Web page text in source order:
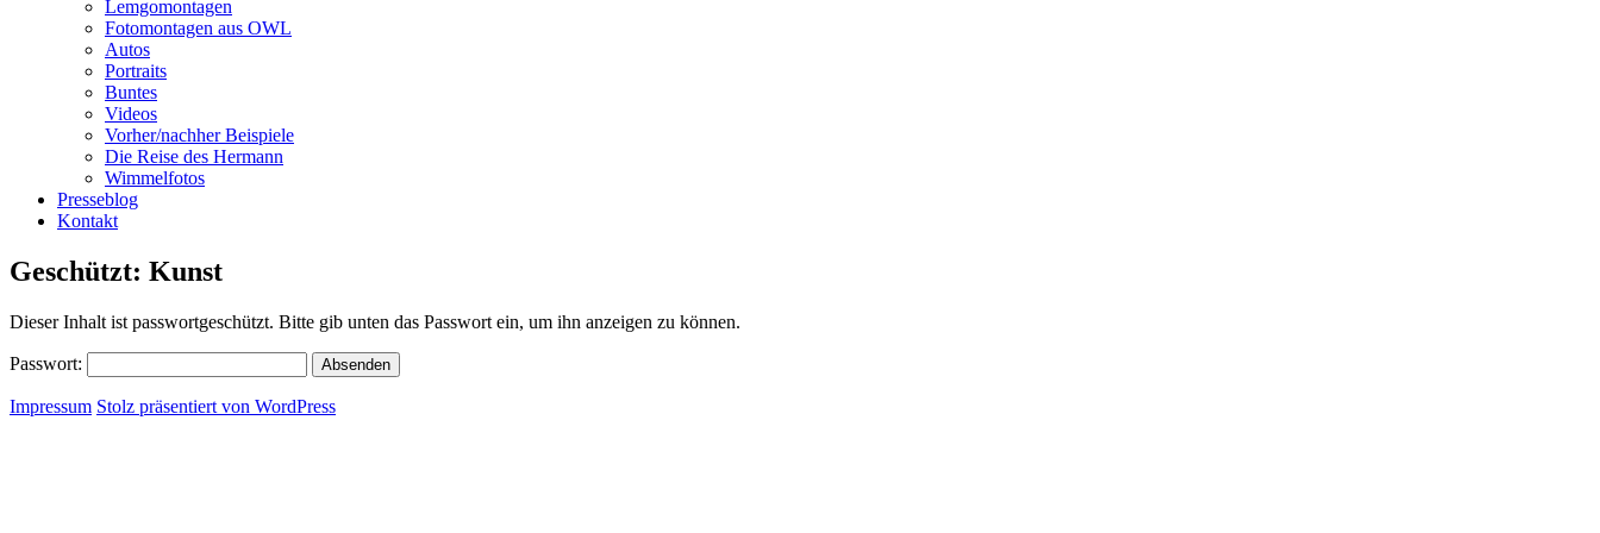
Lemgomontagen
Fotomontagen aus OWL
Autos
Portraits
Buntes
Videos
Vorher/nachher Beispiele
Die Reise des Hermann
Wimmelfotos
Presseblog
Kontakt
Geschützt: Kunst
Dieser Inhalt ist passwortgeschützt. Bitte gib unten das Passwort ein, um ihn anzeigen zu können.
Passwort:
Impressum Stolz präsentiert von WordPress